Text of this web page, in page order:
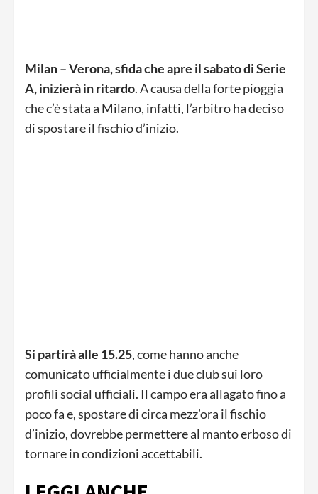
Milan – Verona, sfida che apre il sabato di Serie
A, inizierà in ritardo. A causa della forte pioggia
che c’è stata a Milano, infatti, l’arbitro ha deciso
di spostare il fischio d’inizio.
Si partirà alle 15.25, come hanno anche
comunicato ufficialmente i due club sui loro
profili social ufficiali. Il campo era allagato fino a
poco fa e, spostare di circa mezz’ora il fischio
d’inizio, dovrebbe permettere al manto erboso di
tornare in condizioni accettabili.